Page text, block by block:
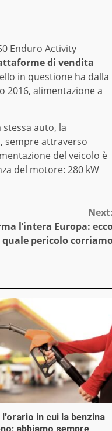
Enduro Activity
di vendita
in questione ha dalla
2016, alimentazione a
auto, la
sempre attraverso
del veicolo è
del motore: 280 kW
l’intera Europa:
quale pericolo
l’orario in cui la benzina